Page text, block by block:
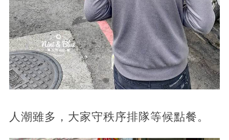
人潮雖多，大家守秩序排隊等候點餐。